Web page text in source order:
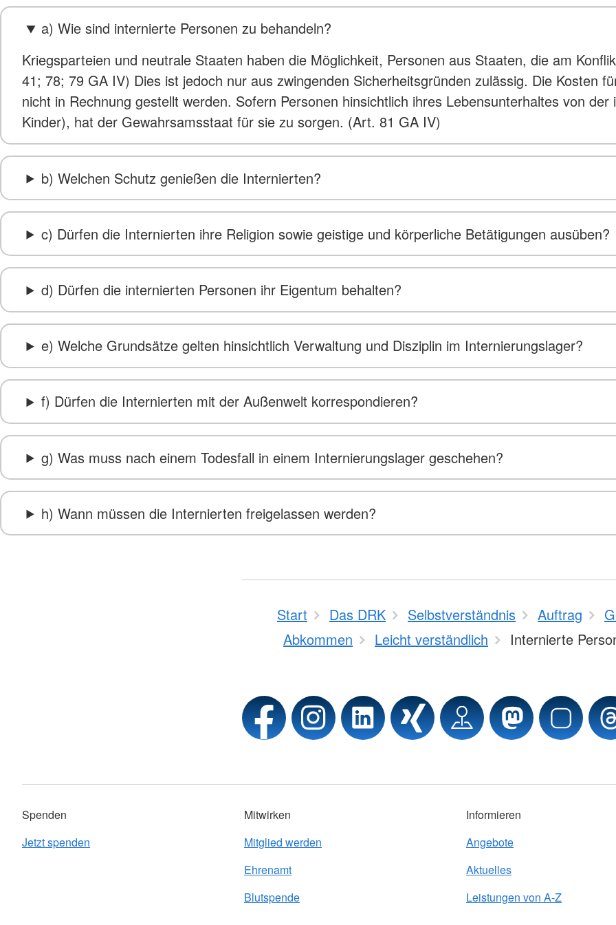
a) Wie sind internierte Personen zu behandeln?
Kriegsparteien und neutrale Staaten haben die Möglichkeit, Personen aus Staaten, die am
41; 78; 79 GA IV) Dies ist jedoch nur aus zwingenden Sicherheitsgründen zulässig. Die Kosten
nicht in Rechnung gestellt werden. Sofern Personen hinsichtlich ihres Lebensunterhaltes von
Kinder), hat der Gewahrsamsstaat für sie zu sorgen. (Art. 81 GA IV)
b) Welchen Schutz genießen die Internierten?
c) Dürfen die Internierten ihre Religion sowie geistige und körperliche Betätigungen ausüben?
d) Dürfen die internierten Personen ihr Eigentum behalten?
e) Welche Grundsätze gelten hinsichtlich Verwaltung und Disziplin im Internierungslager?
f) Dürfen die Internierten mit der Außenwelt korrespondieren?
g) Was muss nach einem Todesfall in einem Internierungslager geschehen?
h) Wann müssen die Internierten freigelassen werden?
Start Das DRK Selbstverständnis Auftrag
Abkommen
Leicht verständlich Internierte
Spenden
Jetzt spenden
Mitwirken
Mitglied werden
Ehrenamt
Blutspende
Informieren
Angebote
Aktuelles
Leistungen von A-Z